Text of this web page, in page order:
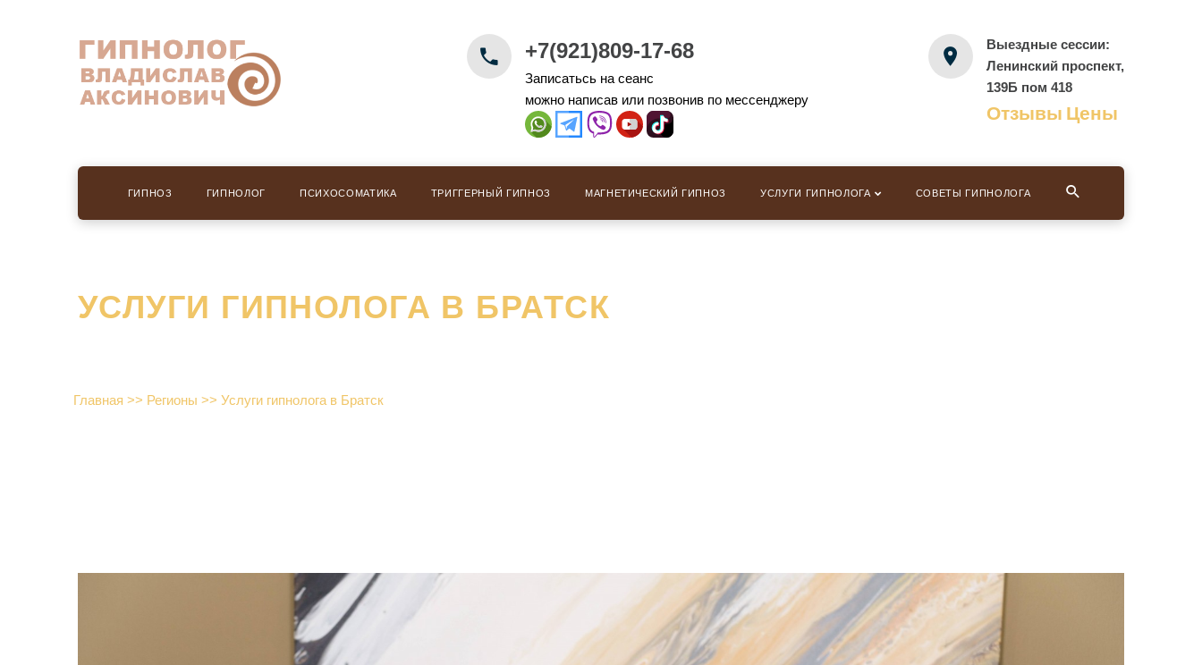
+7(921)809-17-68
Записатьсь на сеанс
можно написав или позвонив по мессенджеру
Выездные сессии:
Ленинский проспект,
139Б пом 418
Отзывы Цены
ГИПНОЗ ГИПНОЛОГ ПСИХОСОМАТИКА ТРИГГЕРНЫЙ ГИПНОЗ МАГНЕТИЧЕСКИЙ ГИПНОЗ УСЛУГИ ГИПНОЛОГА СОВЕТЫ ГИПНОЛОГА
УСЛУГИ ГИПНОЛОГА В БРАТСК
Главная >> Регионы >> Услуги гипнолога в Братск